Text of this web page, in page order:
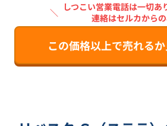
＼ しつこい営業電話は一切あ
連絡はセルカから
この価格以上で売れる